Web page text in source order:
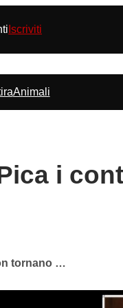
Iscriviti
Animali
i
tornano …